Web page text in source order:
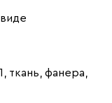
фанера,